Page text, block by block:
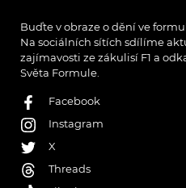
Buďte v obraze o dění ve
Na sociálních sítích sdílíme
zajímavosti ze zákulisí F1 a
Světa Formule.
Facebook
Instagram
X
Threads